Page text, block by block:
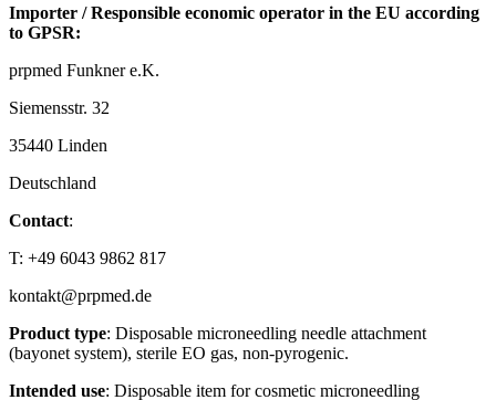
Importer / Responsible economic operator in the EU according
to GPSR:
prpmed Funkner e.K.
Siemensstr. 32
35440 Linden
Deutschland
Contact:
T: +49 6043 9862 817
kontakt@prpmed.de
Product type: Disposable microneedling needle attachment
(bayonet system), sterile EO gas, non-pyrogenic.
Intended use: Disposable item for cosmetic microneedling